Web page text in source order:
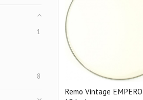
Remo Vintage
1
8